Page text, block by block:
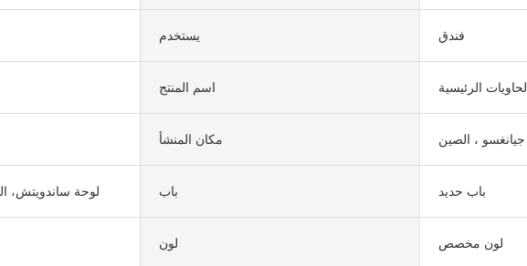
يستخدم فندق
اسم المنتج الرئيسية
مكان المنشأ جيانغسو ، الصين
لوحة ساندويتش، باب باب حديد
لون لون مخصص